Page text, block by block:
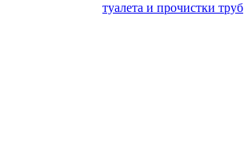
туалета и прочистки труб